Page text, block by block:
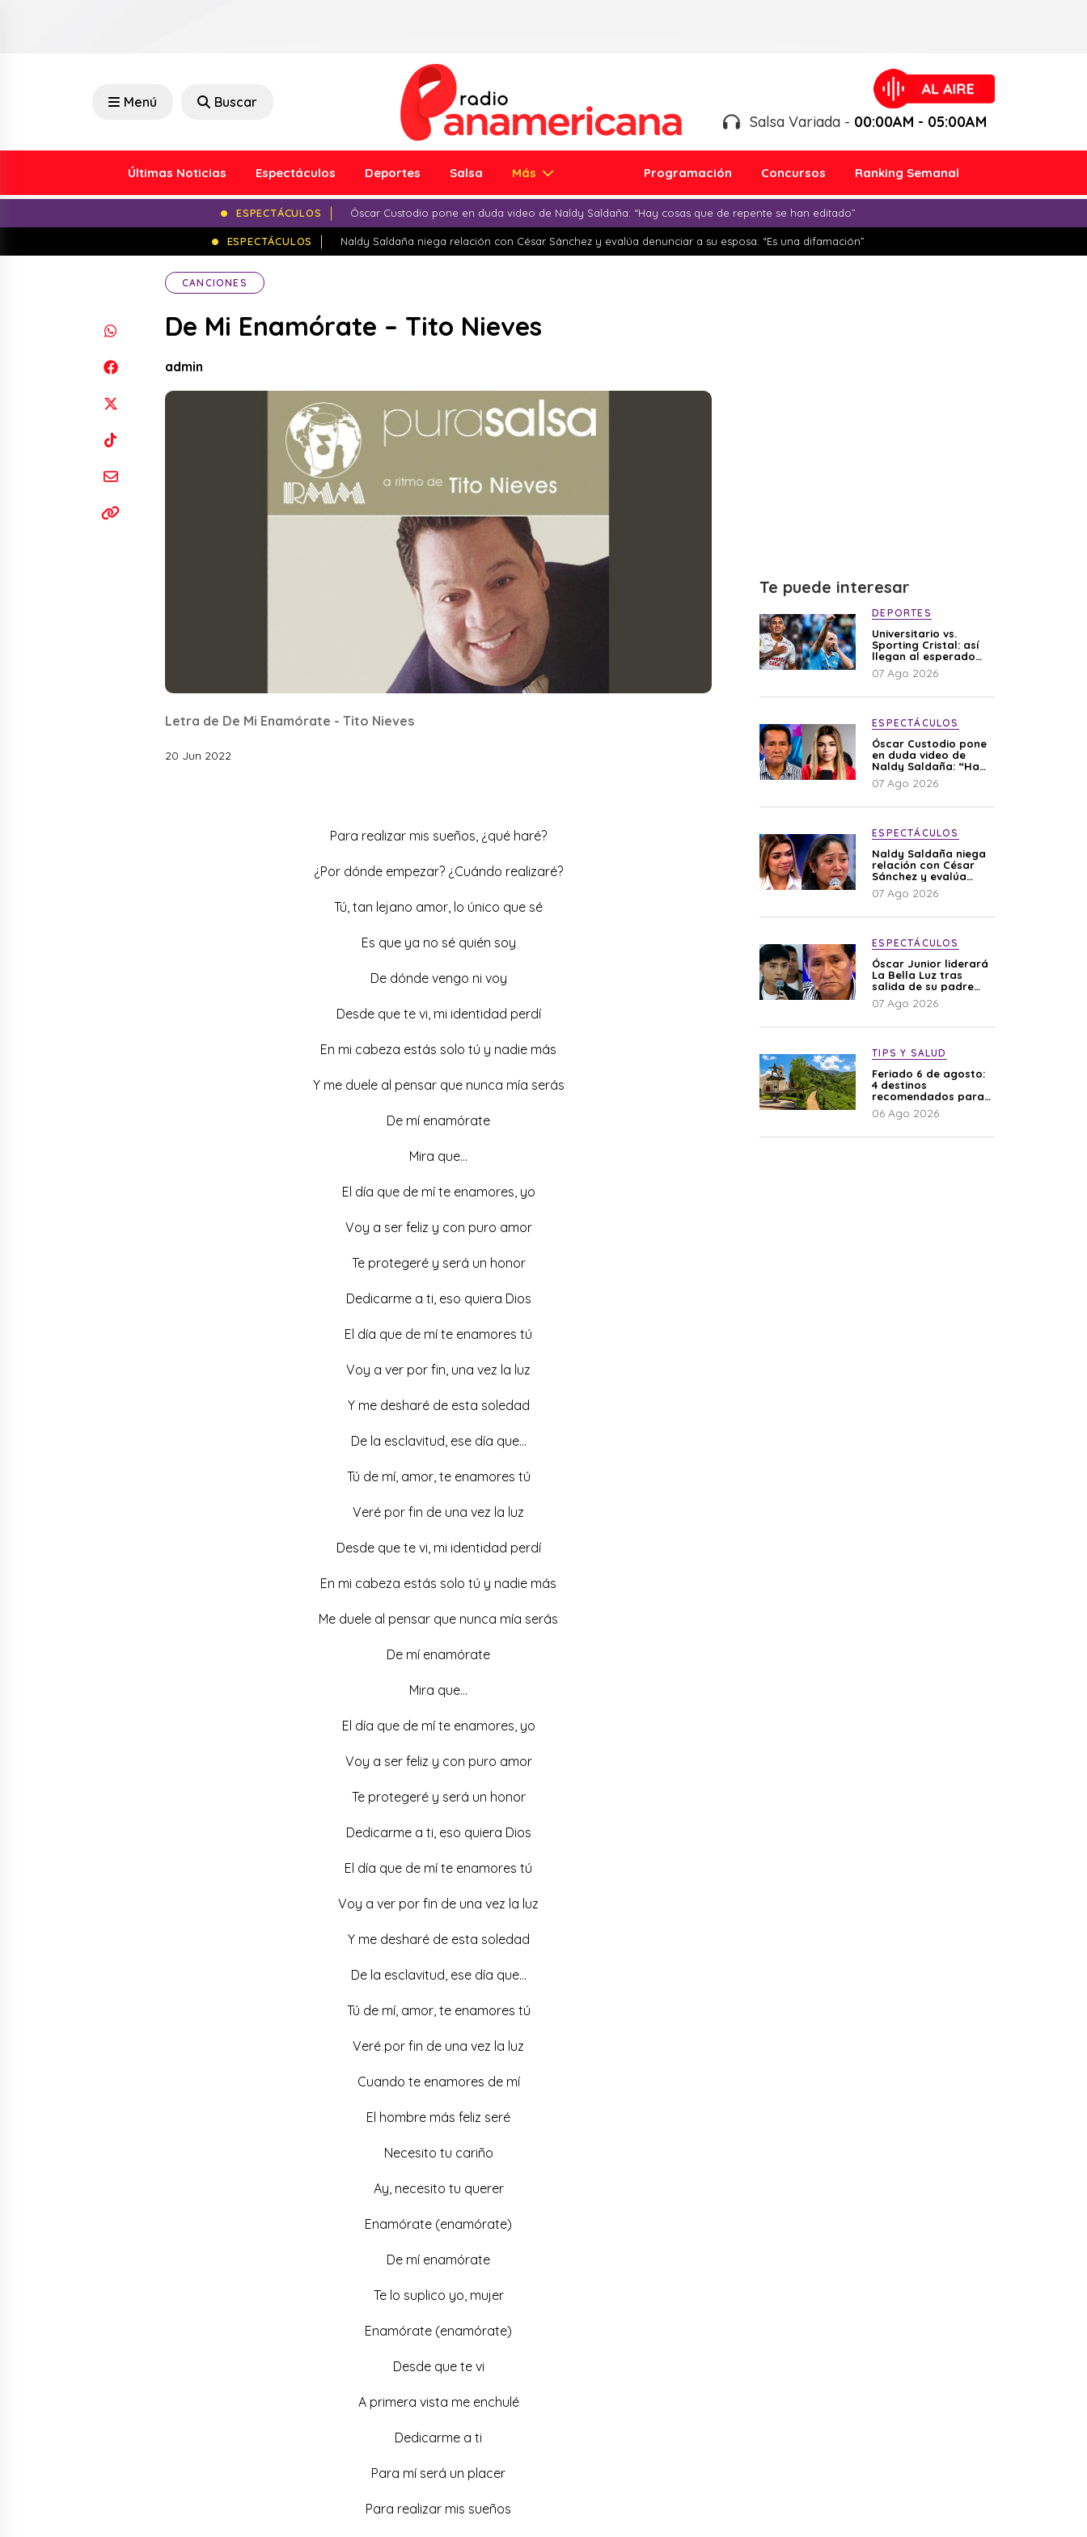
Menú Buscar
Salsa Variada - 00:00AM - 05:00AM
Últimas Noticias Espectáculos Deportes Salsa Más Programación Concursos Ranking Semanal
ESPECTÁCULOS Óscar Custodio pone en duda video de Naldy Saldaña: “Hay cosas que de repente se han editado”
ESPECTÁCULOS Naldy Saldaña niega relación con César Sánchez y evalúa denunciar a su esposa: “Es una difamación”
CANCIONES
De Mi Enamórate – Tito Nieves
admin
Letra de De Mi Enamórate - Tito Nieves
20 Jun 2022
Para realizar mis sueños, ¿qué haré?
¿Por dónde empezar? ¿Cuándo realizaré?
Tú, tan lejano amor, lo único que sé
Es que ya no sé quién soy
De dónde vengo ni voy
Desde que te vi, mi identidad perdí
En mi cabeza estás solo tú y nadie más
Y me duele al pensar que nunca mía serás
De mí enamórate
Mira que…
El día que de mí te enamores, yo
Voy a ser feliz y con puro amor
Te protegeré y será un honor
Dedicarme a ti, eso quiera Dios
El día que de mí te enamores tú
Voy a ver por fin, una vez la luz
Y me desharé de esta soledad
De la esclavitud, ese día que…
Tú de mí, amor, te enamores tú
Veré por fin de una vez la luz
Desde que te vi, mi identidad perdí
En mi cabeza estás solo tú y nadie más
Me duele al pensar que nunca mía serás
De mí enamórate
Mira que…
El día que de mí te enamores, yo
Voy a ser feliz y con puro amor
Te protegeré y será un honor
Dedicarme a ti, eso quiera Dios
El día que de mí te enamores tú
Voy a ver por fin de una vez la luz
Y me desharé de esta soledad
De la esclavitud, ese día que…
Tú de mí, amor, te enamores tú
Veré por fin de una vez la luz
Cuando te enamores de mí
El hombre más feliz seré
Necesito tu cariño
Ay, necesito tu querer
Enamórate (enamórate)
De mí enamórate
Te lo suplico yo, mujer
Enamórate (enamórate)
Desde que te vi
A primera vista me enchulé
Dedicarme a ti
Para mí será un placer
Para realizar mis sueños
Te puede interesar
DEPORTES
Universitario vs.
Sporting Cristal: así
llegan al esperado
duelo
07 Ago 2026
ESPECTÁCULOS
Óscar Custodio pone
en duda video de
Naldy Saldaña: “Hay
cosas que de repente
se han editado”
07 Ago 2026
ESPECTÁCULOS
Naldy Saldaña niega
relación con César
Sánchez y evalúa
denunciar a su
esposa: “Es una
07 Ago 2026
ESPECTÁCULOS
Óscar Junior liderará
La Bella Luz tras
salida de su padre
por polémica con
Naldy Saldaña
07 Ago 2026
TIPS Y SALUD
Feriado 6 de agosto:
4 destinos
recomendados para
disfrutar el descanso
06 Ago 2026